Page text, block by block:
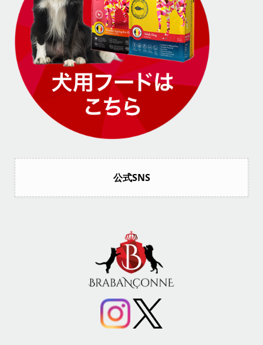
公式SNS